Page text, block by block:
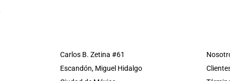
Carlos B. Zetina #61
Escandón, Miguel Hidalgo